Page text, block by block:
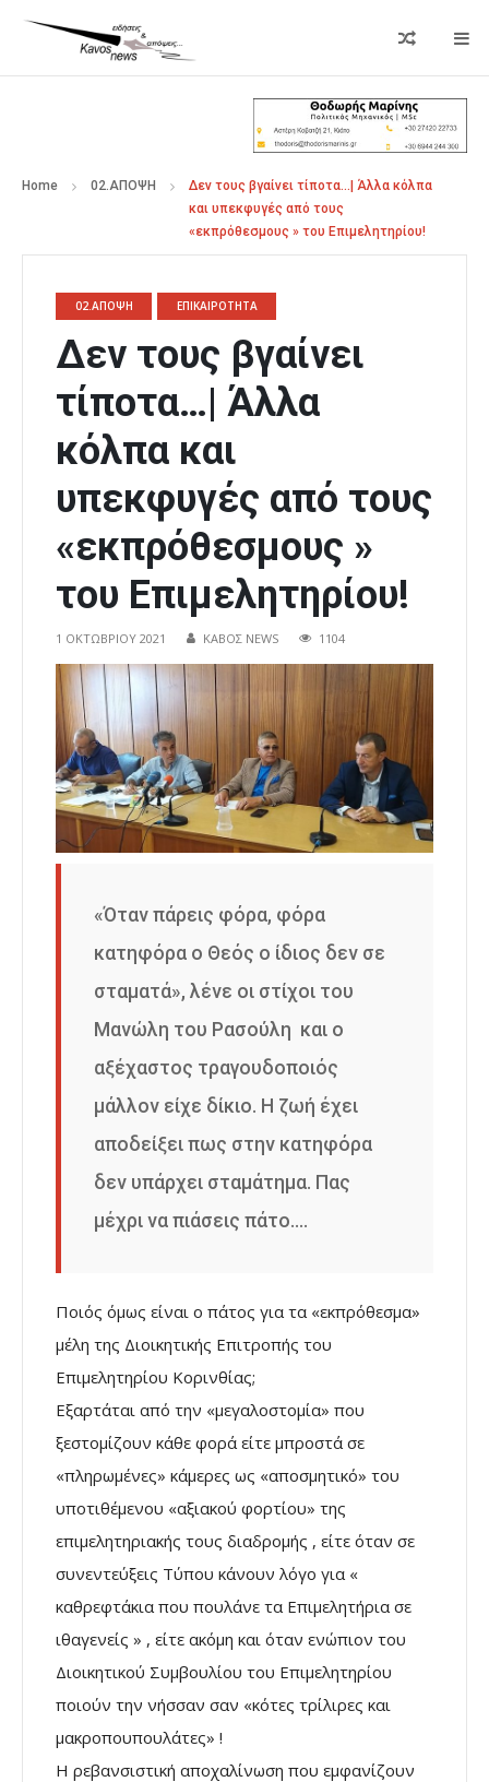
Home 02.ΑΠΟΨΗ
Δεν τους βγαίνει τίποτα…| Άλλα κόλπα
και υπεκφυγές από τους
«εκπρόθεσμους » του Επιμελητηρίου!
02.ΑΠΟΨΗ ΕΠΙΚΑΙΡΟΤΗΤΑ
Δεν τους βγαίνει
τίποτα…| Άλλα
κόλπα και
υπεκφυγές από τους
«εκπρόθεσμους »
του Επιμελητηρίου!
1 ΟΚΤΩΒΡΊΟΥ 2021 ΚΑΒΟΣ NEWS 1104
«Όταν πάρεις φόρα, φόρα
κατηφόρα ο Θεός ο ίδιος δεν σε
σταματά», λένε οι στίχοι του
Μανώλη του Ρασούλη και ο
αξέχαστος τραγουδοποιός
μάλλον είχε δίκιο. Η ζωή έχει
αποδείξει πως στην κατηφόρα
δεν υπάρχει σταμάτημα. Πας
μέχρι να πιάσεις πάτο….
Ποιός όμως είναι ο πάτος για τα «εκπρόθεσμα»
μέλη της Διοικητικής Επιτροπής του
Επιμελητηρίου Κορινθίας;
Εξαρτάται από την «μεγαλοστομία» που
ξεστομίζουν κάθε φορά είτε μπροστά σε
«πληρωμένες» κάμερες ως «αποσμητικό» του
υποτιθέμενου «αξιακού φορτίου» της
επιμελητηριακής τους διαδρομής , είτε όταν σε
συνεντεύξεις Τύπου κάνουν λόγο για «
καθρεφτάκια που πουλάνε τα Επιμελητήρια σε
ιθαγενείς » , είτε ακόμη και όταν ενώπιον του
Διοικητικού Συμβουλίου του Επιμελητηρίου
ποιούν την νήσσαν σαν «κότες τρίλιρες και
μακροπουπουλάτες» !
Η ρεβανσιστική αποχαλίνωση που εμφανίζουν